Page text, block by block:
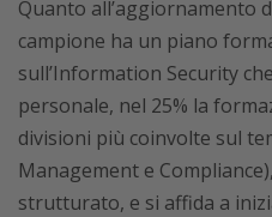
Quanto all’aggiornamento
campione ha un piano
sull’Information Security
personale, nel 25% la
divisioni più coinvolte sul
Management e
strutturato, e si affida a